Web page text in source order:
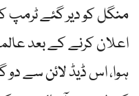
منگل کو دیر گئے
اعلان کرنے کے بعد
ہوا، اس ڈیڈ لائن سے دو